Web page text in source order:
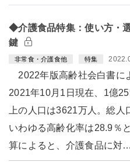
◆介護食品特集：使い方・
鍵
非常食・介護食他 特集
2022年版高齢社会白書に
2021年10月1日現在、1億
上の人口は3621万人。総人
いわゆる高齢化率は28.9
算によると、介護食品に対